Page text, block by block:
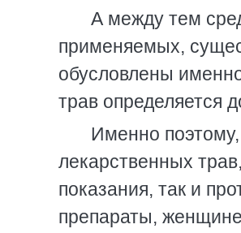
А между тем
применяемых,
обусловлены
трав определяется
Именно
лекарственных
показания, так и
препараты,